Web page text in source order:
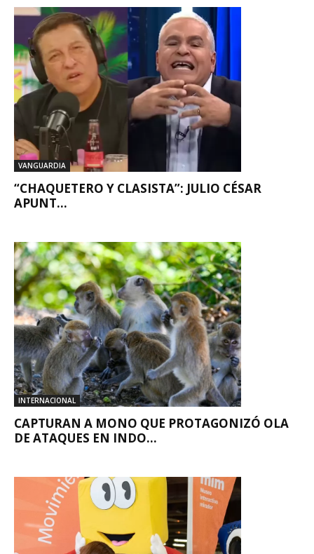
VANGUARDIA
“CHAQUETERO Y CLASISTA”: JULIO CÉSAR
APUNT...
INTERNACIONAL
CAPTURAN A MONO QUE PROTAGONIZÓ OLA
DE ATAQUES EN INDO...